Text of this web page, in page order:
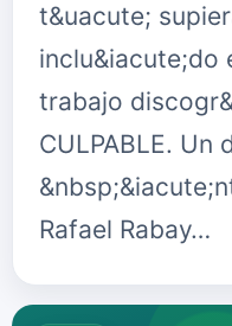
t&uacute;
inclu&iacute;do
trabajo
CULPABLE. Un
Rafael Rabay…